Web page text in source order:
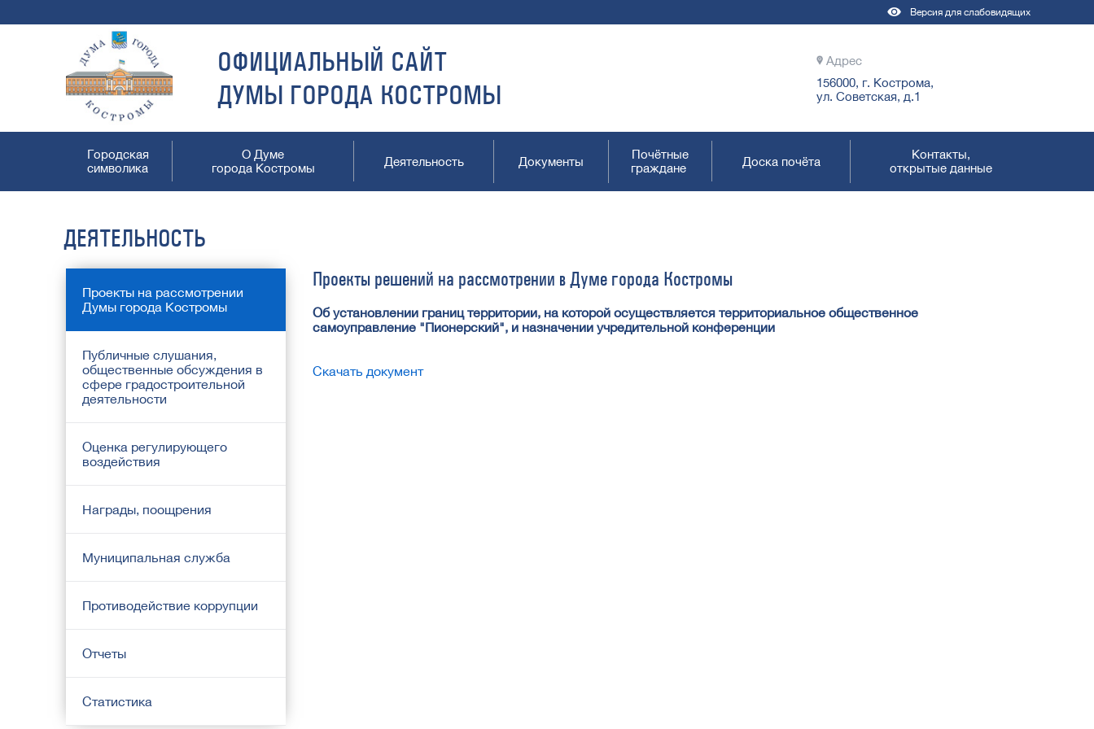
Версия для слабовидящих
ОФИЦИАЛЬНЫЙ САЙТ
ДУМЫ ГОРОДА КОСТРОМЫ
Адрес
156000, г. Кострома,
ул. Советская, д.1
Городская
символика
О Думе
города Костромы
Деятельность Документы
Почётные
граждане
Доска почёта
Контакты,
открытые данные
ДЕЯТЕЛЬНОСТЬ
Проекты на рассмотрении
Думы города Костромы
Публичные слушания,
общественные обсуждения в
сфере градостроительной
деятельности
Оценка регулирующего
воздействия
Награды, поощрения
Муниципальная служба
Противодействие коррупции
Отчеты
Статистика
Проекты решений на рассмотрении в Думе города Костромы
Об установлении границ территории, на которой осуществляется территориальное общественное
самоуправление "Пионерский", и назначении учредительной конференции
Скачать документ